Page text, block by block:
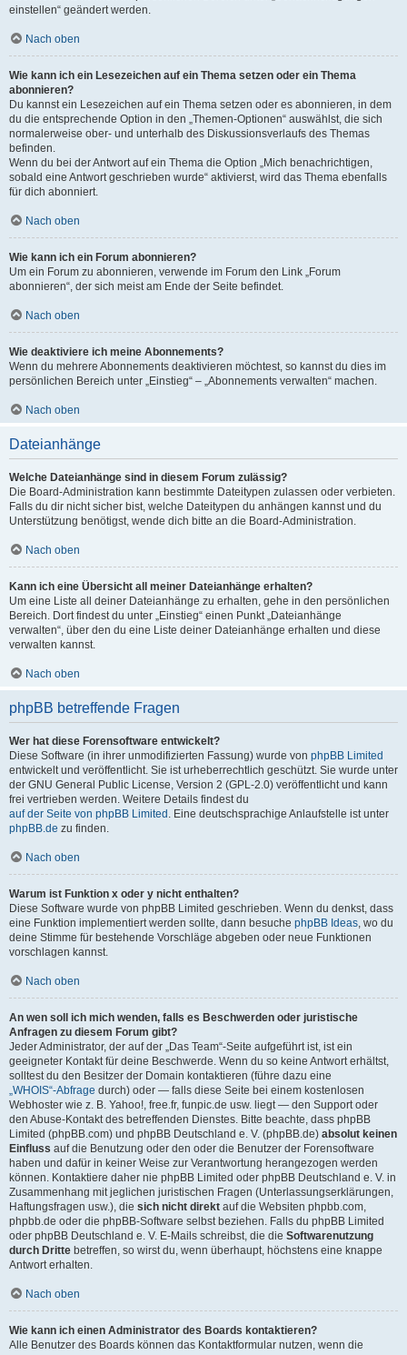
einstellen“ geändert werden.
Nach oben
Wie kann ich ein Lesezeichen auf ein Thema setzen oder ein Thema
abonnieren?
Du kannst ein Lesezeichen auf ein Thema setzen oder es abonnieren, in dem
du die entsprechende Option in den „Themen-Optionen“ auswählst, die sich
normalerweise ober- und unterhalb des Diskussionsverlaufs des Themas
befinden.
Wenn du bei der Antwort auf ein Thema die Option „Mich benachrichtigen,
sobald eine Antwort geschrieben wurde“ aktivierst, wird das Thema ebenfalls
für dich abonniert.
Nach oben
Wie kann ich ein Forum abonnieren?
Um ein Forum zu abonnieren, verwende im Forum den Link „Forum
abonnieren“, der sich meist am Ende der Seite befindet.
Nach oben
Wie deaktiviere ich meine Abonnements?
Wenn du mehrere Abonnements deaktivieren möchtest, so kannst du dies im
persönlichen Bereich unter „Einstieg“ – „Abonnements verwalten“ machen.
Nach oben
Dateianhänge
Welche Dateianhänge sind in diesem Forum zulässig?
Die Board-Administration kann bestimmte Dateitypen zulassen oder verbieten.
Falls du dir nicht sicher bist, welche Dateitypen du anhängen kannst und du
Unterstützung benötigst, wende dich bitte an die Board-Administration.
Nach oben
Kann ich eine Übersicht all meiner Dateianhänge erhalten?
Um eine Liste all deiner Dateianhänge zu erhalten, gehe in den persönlichen
Bereich. Dort findest du unter „Einstieg“ einen Punkt „Dateianhänge
verwalten“, über den du eine Liste deiner Dateianhänge erhalten und diese
verwalten kannst.
Nach oben
phpBB betreffende Fragen
Wer hat diese Forensoftware entwickelt?
Diese Software (in ihrer unmodifizierten Fassung) wurde von phpBB Limited
entwickelt und veröffentlicht. Sie ist urheberrechtlich geschützt. Sie wurde unter
der GNU General Public License, Version 2 (GPL-2.0) veröffentlicht und kann
frei vertrieben werden. Weitere Details findest du
auf der Seite von phpBB Limited . Eine deutschsprachige Anlaufstelle ist unter
phpBB.de zu finden.
Nach oben
Warum ist Funktion x oder y nicht enthalten?
Diese Software wurde von phpBB Limited geschrieben. Wenn du denkst, dass
eine Funktion implementiert werden sollte, dann besuche phpBB Ideas, wo du
deine Stimme für bestehende Vorschläge abgeben oder neue Funktionen
vorschlagen kannst.
Nach oben
An wen soll ich mich wenden, falls es Beschwerden oder juristische
Anfragen zu diesem Forum gibt?
Jeder Administrator, der auf der „Das Team“-Seite aufgeführt ist, ist ein
geeigneter Kontakt für deine Beschwerde. Wenn du so keine Antwort erhältst,
solltest du den Besitzer der Domain kontaktieren (führe dazu eine
„WHOIS“-Abfrage durch) oder — falls diese Seite bei einem kostenlosen
Webhoster wie z. B. Yahoo!, free.fr, funpic.de usw. liegt — den Support oder
den Abuse-Kontakt des betreffenden Dienstes. Bitte beachte, dass phpBB
Limited (phpBB.com) und phpBB Deutschland e. V. (phpBB.de) absolut keinen
Einfluss auf die Benutzung oder den oder die Benutzer der Forensoftware
haben und dafür in keiner Weise zur Verantwortung herangezogen werden
können. Kontaktiere daher nie phpBB Limited oder phpBB Deutschland e. V. in
Zusammenhang mit jeglichen juristischen Fragen (Unterlassungserklärungen,
Haftungsfragen usw.), die sich nicht direkt auf die Websiten phpbb.com,
phpbb.de oder die phpBB-Software selbst beziehen. Falls du phpBB Limited
oder phpBB Deutschland e. V. E-Mails schreibst, die die Softwarenutzung
durch Dritte betreffen, so wirst du, wenn überhaupt, höchstens eine knappe
Antwort erhalten.
Nach oben
Wie kann ich einen Administrator des Boards kontaktieren?
Alle Benutzer des Boards können das Kontaktformular nutzen, wenn die